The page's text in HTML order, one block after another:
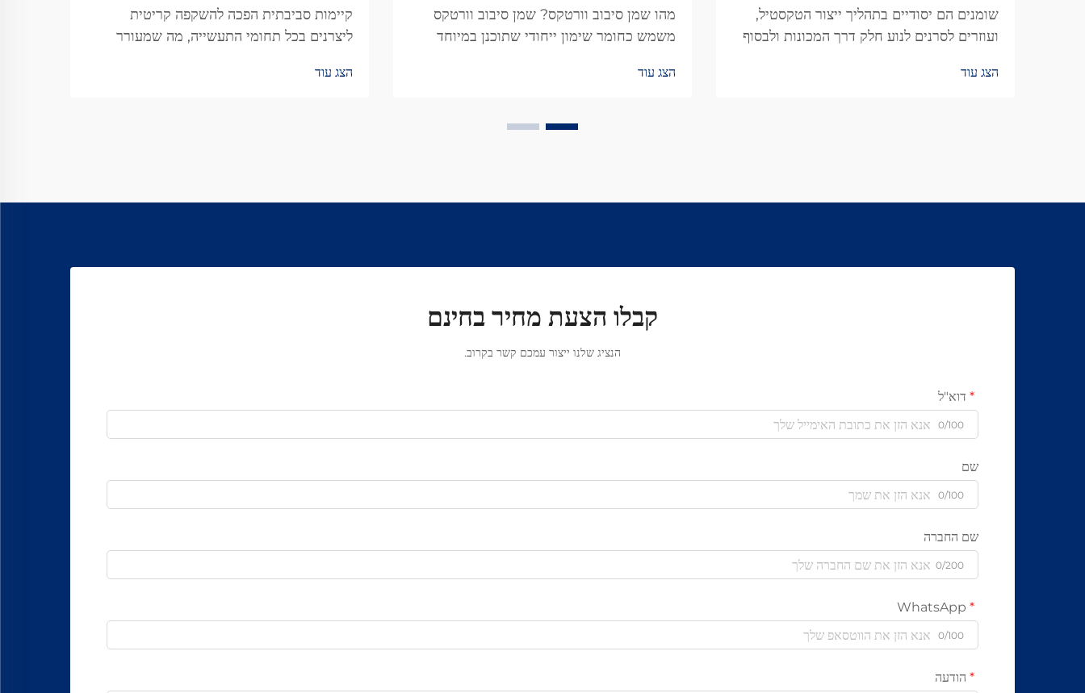
שומנים הם יסודיים בתהליך ייצור הטקסטיל,
ועוזרים לסרנים לנוע חלק דרך המכונות ולבסוף
השונים הזמינים, שמן סיבוב וורטקס הפך למשהו
הצג עוד
מהו שמן סיבוב וורטקס? שמן סיבוב וורטקס
משמש כחומר שימון ייחודי שתוכנן במיוחד
אותו הוא היכולת להפחית את החיכוך, ולגרום
הצג עוד
קיימות סביבתית הפכה להשקפה קריטית
ליצרנים בכל תחומי התעשייה, מה שמעורר
מסורתיים מכילים לעיתים תרכובות אורגניות
הצג עוד
קבלו הצעת מחיר בחינם
הנציג שלנו ייצור עמכם קשר בקרוב.
דוא"ל
0/100
שם
0/100
שם החברה
0/200
0/100
הודעה